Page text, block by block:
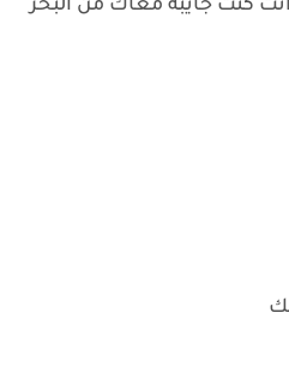
كنت جايبه معاك من البحر